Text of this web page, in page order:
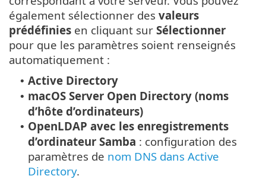
également sélectionner des valeurs
prédéfinies en cliquant sur Sélectionner
pour que les paramètres soient renseignés
automatiquement :
• Active Directory
• macOS Server Open Directory (noms
d’hôte d’ordinateurs)
• OpenLDAP avec les enregistrements
d’ordinateur Samba : configuration des
paramètres de nom DNS dans Active
Directory.